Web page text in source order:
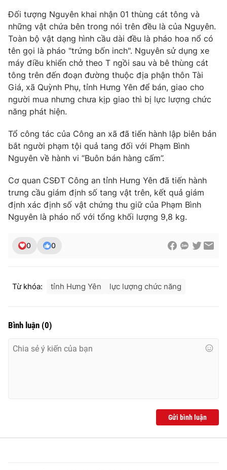
THỜI BÁO VTV
Theo dõi báo trên
Cơ quan báo chí:
Thời báo VTV
Giấy phép hoạt động báo in và báo điện tử số 483/GP-BTTTT
cấp ngày 29/12/2023
Tổng Biên tập:Vũ Thanh Thủy
Phó Tổng Biên tập:Nguyễn Thị Mỹ Hạnh, Phạm Quốc Thắng,
Nguyễn Trọng Ninh
Tổng đài VTV:024.38 355 931 - 024.38 355 932
Email:toasoan@vtv.vn
thuận bằng văn bản. Ghi rõ nguồn VTV.vn khi phát hành lại
Đối tượng Nguyên khai nhận 01 thùng cát tông và
những vật chứa bên trong nói trên đều là của Nguyên.
Toàn bộ vật dạng hình cầu dài đều là pháo hoa nổ có
tên gọi là pháo "trứng bốn inch". Nguyên sử dụng xe
máy điều khiển chở theo T ngồi sau và bê thùng cát
tông trên đến đoạn đường thuộc địa phận thôn Tài
Giá, xã Quỳnh Phụ, tỉnh Hưng Yên để bán, giao cho
người mua nhưng chưa kịp giao thì bị lực lượng chức
năng phát hiện.
Tổ công tác của Công an xã đã tiến hành lập biên bản
bắt người phạm tội quả tang đối với Phạm Bình
Nguyên về hành vi “Buôn bán hàng cấm”.
Cơ quan CSĐT Công an tỉnh Hưng Yên đã tiến hành
trưng cầu giám định số tang vật trên, kết quả giám
định xác định số vật chứng thu giữ của Phạm Bình
Nguyên là pháo nổ với tổng khối lượng 9,8 kg.
0 0
Từ khóa: tỉnh Hưng Yên lực lượng chức năng
Bình luận (0)
Gửi bình luận